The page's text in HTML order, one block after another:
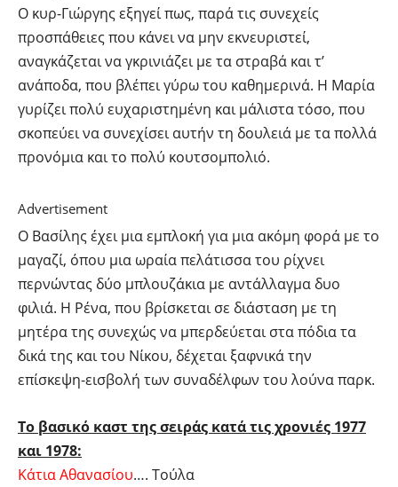
Ο κυρ-Γιώργης εξηγεί πως, παρά τις συνεχείς
προσπάθειες που κάνει να μην εκνευριστεί,
αναγκάζεται να γκρινιάζει με τα στραβά και τ’
ανάποδα, που βλέπει γύρω του καθημερινά. Η Μαρία
γυρίζει πολύ ευχαριστημένη και μάλιστα τόσο, που
σκοπεύει να συνεχίσει αυτήν τη δουλειά με τα πολλά
προνόμια και το πολύ κουτσομπολιό.
Advertisement
Ο Βασίλης έχει μια εμπλοκή για μια ακόμη φορά με το
μαγαζί, όπου μια ωραία πελάτισσα του ρίχνει
περνώντας δύο μπλουζάκια με αντάλλαγμα δυο
φιλιά. Η Ρένα, που βρίσκεται σε διάσταση με τη
μητέρα της συνεχώς να μπερδεύεται στα πόδια τα
δικά της και του Νίκου, δέχεται ξαφνικά την
επίσκεψη-εισβολή των συναδέλφων του λούνα παρκ.
Το βασικό καστ της σειράς κατά τις χρονιές 1977
και 1978:
Κάτια Αθανασίου…. Τούλα